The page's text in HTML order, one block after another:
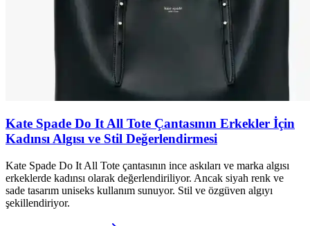
Kate Spade Do It All Tote Çantasının Erkekler İçin
Kadınsı Algısı ve Stil Değerlendirmesi
Kate Spade Do It All Tote çantasının ince askıları ve marka algısı
erkeklerde kadınsı olarak değerlendiriliyor. Ancak siyah renk ve
sade tasarım uniseks kullanım sunuyor. Stil ve özgüven algıyı
şekillendiriyor.